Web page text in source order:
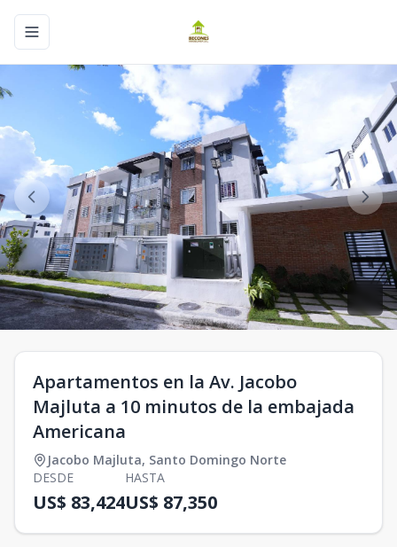
Toggle navigation menu
Apartamentos en la Av. Jacobo
Majluta a 10 minutos de la embajada
Americana
Jacobo Majluta, Santo Domingo Norte
DESDE
US$ 83,424
HASTA
US$ 87,350